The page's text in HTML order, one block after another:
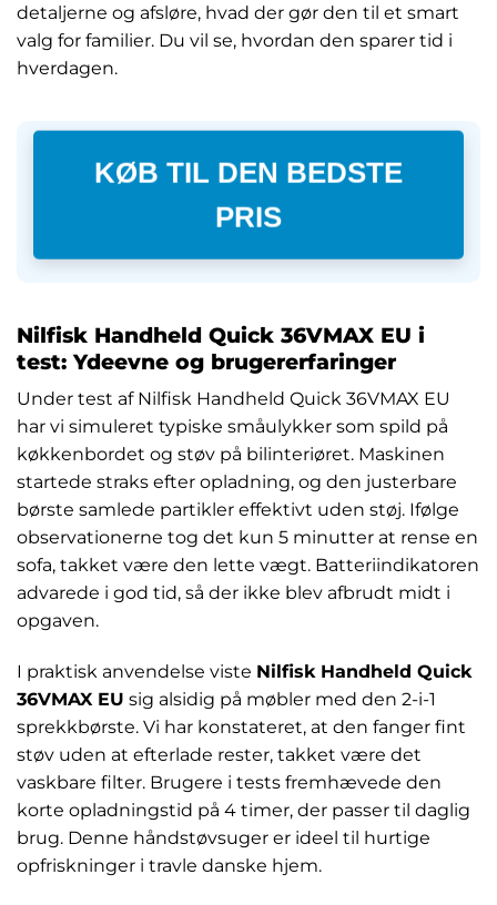
detaljerne og afsløre, hvad der gør den til et smart
valg for familier. Du vil se, hvordan den sparer tid i
hverdagen.
KØB TIL DEN BEDSTE
PRIS
Nilfisk Handheld Quick 36VMAX EU i
test: Ydeevne og brugererfaringer
Under test af Nilfisk Handheld Quick 36VMAX EU
har vi simuleret typiske småulykker som spild på
køkkenbordet og støv på bilinteriøret. Maskinen
startede straks efter opladning, og den justerbare
børste samlede partikler effektivt uden støj. Ifølge
observationerne tog det kun 5 minutter at rense en
sofa, takket være den lette vægt. Batteriindikatoren
advarede i god tid, så der ikke blev afbrudt midt i
opgaven.
I praktisk anvendelse viste Nilfisk Handheld Quick
36VMAX EU sig alsidig på møbler med den 2-i-1
sprekkbørste. Vi har konstateret, at den fanger fint
støv uden at efterlade rester, takket være det
vaskbare filter. Brugere i tests fremhævede den
korte opladningstid på 4 timer, der passer til daglig
brug. Denne håndstøvsuger er ideel til hurtige
opfriskninger i travle danske hjem.